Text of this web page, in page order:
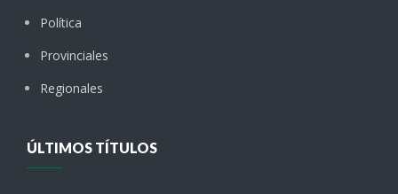
Política
Provinciales
Regionales
ÚLTIMOS TÍTULOS